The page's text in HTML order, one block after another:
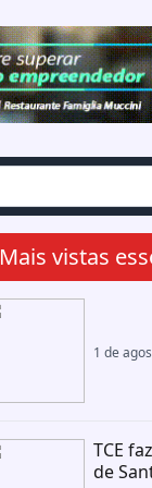
Mais vistas
1 de
TCE
de